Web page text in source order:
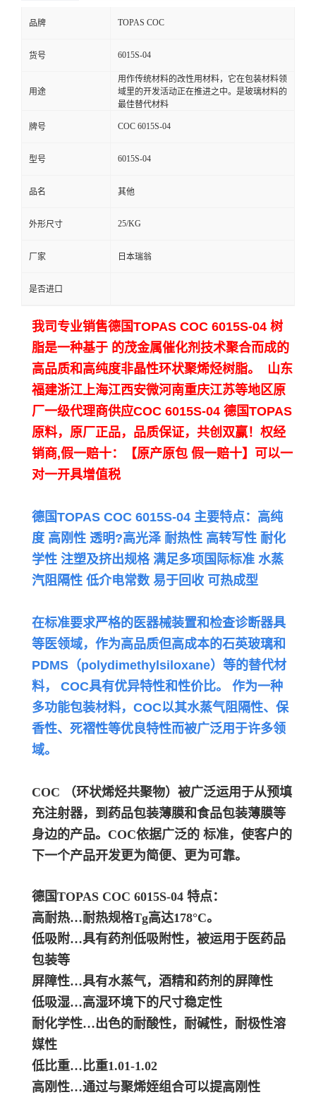
品牌 TOPAS COC
货号 6015S-04
用途
用作传统材料的改性用材料，它在包装材料领
域里的开发活动正在推进之中。是玻璃材料的
最佳替代材料
牌号 COC 6015S-04
型号 6015S-04
品名 其他
外形尺寸 25/KG
厂家 日本瑞翁
是否进口
我司专业销售德国TOPAS COC 6015S-04 树
脂是一种基于 的茂金属催化剂技术聚合而成的
高品质和高纯度非晶性环状聚烯烃树脂。 山东
福建浙江上海江西安微河南重庆江苏等地区原
厂一级代理商供应COC 6015S-04 德国TOPAS
原料，原厂正品，品质保证，共创双赢！ 权经
销商,假一赔十：【原产原包 假一赔十】可以一
对一开具增值税
德国TOPAS COC 6015S-04 主要特点：高纯
度 高刚性 透明?高光泽 耐热性 高转写性 耐化
学性 注塑及挤出规格 满足多项国际标准 水蒸
汽阻隔性 低介电常数 易于回收 可热成型
在标准要求严格的医器械装置和检查诊断器具
等医领域，作为高品质但高成本的石英玻璃和
PDMS（polydimethylsiloxane）等的替代材
料， COC具有优异特性和性价比。 作为一种
多功能包装材料，COC以其水蒸气阻隔性、保
香性、死褶性等优良特性而被广泛用于许多领
域。
COC （环状烯烃共聚物）被广泛运用于从预填
充注射器，到药品包装薄膜和食品包装薄膜等
身边的产品。COC依据广泛的 标准，使客户的
下一个产品开发更为简便、更为可靠。
德国TOPAS COC 6015S-04 特点：
高耐热…耐热规格Tg高达178°C。
低吸附…具有药剂低吸附性，被运用于医药品
包装等
屏障性…具有水蒸气，酒精和药剂的屏障性
低吸湿…高湿环境下的尺寸稳定性
耐化学性…出色的耐酸性，耐碱性，耐极性溶
媒性
低比重…比重1.01-1.02
高刚性…通过与聚烯姪组合可以提高刚性